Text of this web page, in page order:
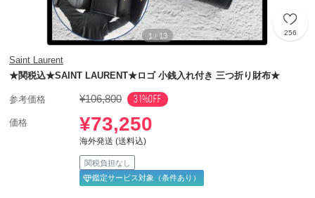
1 / 13 256
Saint Laurent
★関税込★SAINT LAURENT★ロゴ 小銭入れ付き 三つ折り財布★
参考価格 ¥106,800 31%OFF
価格 ¥73,250
海外発送 (送料込)
関税負担なし
鑑定サービス対象（条件あり）